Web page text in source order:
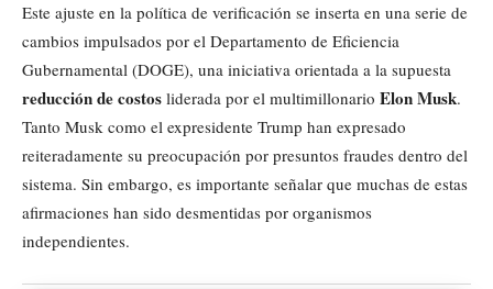
Este ajuste en la política de verificación se inserta en una serie de
cambios impulsados por el Departamento de Eficiencia
Gubernamental (DOGE), una iniciativa orientada a la supuesta
reducción de costos liderada por el multimillonario Elon Musk.
Tanto Musk como el expresidente Trump han expresado
reiteradamente su preocupación por presuntos fraudes dentro del
sistema. Sin embargo, es importante señalar que muchas de estas
afirmaciones han sido desmentidas por organismos
independientes.